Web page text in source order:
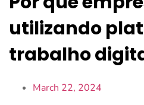
utilizando
trabalho
March 22, 2024